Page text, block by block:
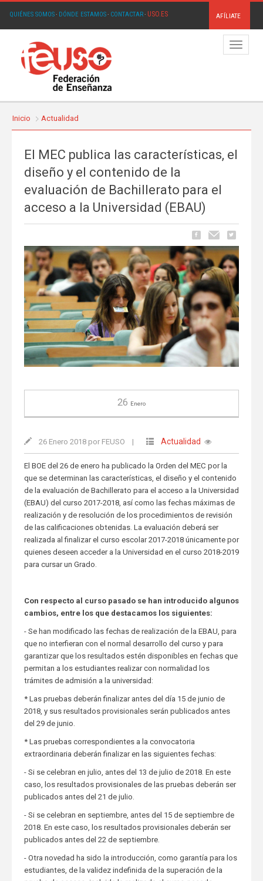
QUIÉNES SOMOS· DÓNDE ESTAMOS· CONTACTAR· USO.ES AFÍLIATE
Menú
Inicio Actualidad
El MEC publica las características, el
diseño y el contenido de la
evaluación de Bachillerato para el
acceso a la Universidad (EBAU)
26 Enero
26 Enero 2018 por FEUSO | Actualidad
El BOE del 26 de enero ha publicado la Orden del MEC por la
que se determinan las características, el diseño y el contenido
de la evaluación de Bachillerato para el acceso a la Universidad
(EBAU) del curso 2017-2018, así como las fechas máximas de
realización y de resolución de los procedimientos de revisión
de las calificaciones obtenidas. La evaluación deberá ser
realizada al finalizar el curso escolar 2017-2018 únicamente por
quienes deseen acceder a la Universidad en el curso 2018-2019
para cursar un Grado.
Con respecto al curso pasado se han introducido algunos
cambios, entre los que destacamos los siguientes:
- Se han modificado las fechas de realización de la EBAU, para
que no interfieran con el normal desarrollo del curso y para
garantizar que los resultados estén disponibles en fechas que
permitan a los estudiantes realizar con normalidad los
trámites de admisión a la universidad:
* Las pruebas deberán finalizar antes del día 15 de junio de
2018, y sus resultados provisionales serán publicados antes
del 29 de junio.
* Las pruebas correspondientes a la convocatoria
extraordinaria deberán finalizar en las siguientes fechas:
- Si se celebran en julio, antes del 13 de julio de 2018. En este
caso, los resultados provisionales de las pruebas deberán ser
publicados antes del 21 de julio.
- Si se celebran en septiembre, antes del 15 de septiembre de
2018. En este caso, los resultados provisionales deberán ser
publicados antes del 22 de septiembre.
- Otra novedad ha sido la introducción, como garantía para los
estudiantes, de la validez indefinida de la superación de la